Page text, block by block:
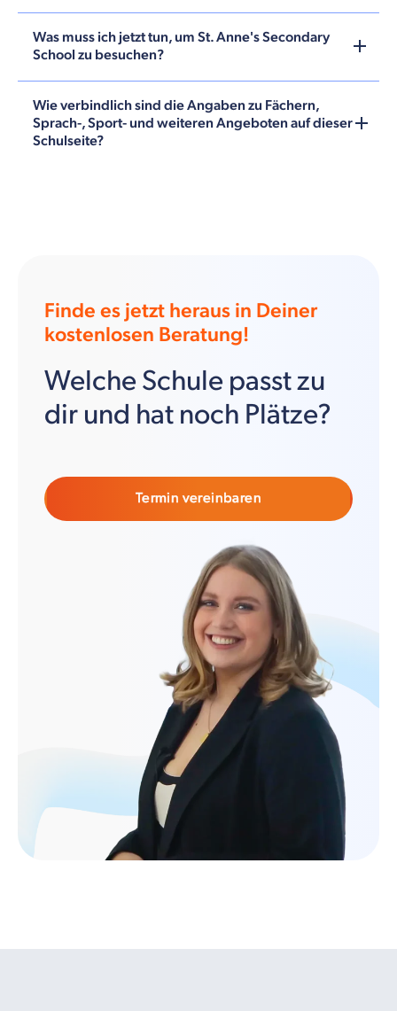
Was muss ich jetzt tun, um St. Anne's Secondary
School zu besuchen?
Wie verbindlich sind die Angaben zu Fächern,
Sprach-, Sport- und weiteren Angeboten auf dieser
Schulseite?
Finde es jetzt heraus in Deiner
kostenlosen Beratung!
Welche Schule passt zu
dir und hat noch Plätze?
Termin vereinbaren